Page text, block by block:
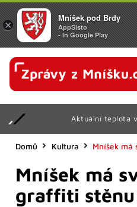
Aktuální teplota v
Domů Kultura Mníšek má
Mníšek má
graffiti stěnu
×
Mníšek pod Brdy
AppSisto
- In Google Play